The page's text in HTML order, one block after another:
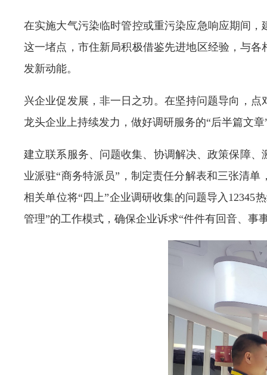
在实施大气污染临时管控或重污染应急响应期间
这一堵点，市住新局积极借鉴先进地区经验，与
发新动能。
兴企业促发展，非一日之功。在坚持问题导向，
龙头企业上持续发力，做好调研服务的“后半篇文
建立联系服务、问题收集、协调解决、政策保障
业派驻“商务特派员”，制定责任分解表和三张清
相关单位将“四上”企业调研收集的问题导入12345
管理”的工作模式，确保企业诉求“件件有回音、事